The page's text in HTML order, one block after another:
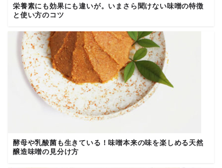
栄養素にも効果にも違いが。いまさら聞けない味噌の特徴
と使い方のコツ
酵母や乳酸菌も生きている！味噌本来の味を楽しめる天然
醸造味噌の見分け方